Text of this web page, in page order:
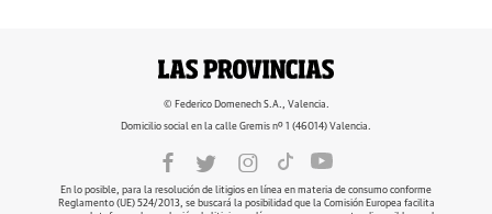
© Federico Domenech S.A., Valencia.
Domicilio social en la calle Gremis nº 1 (46014) Valencia.
En lo posible, para la resolución de litigios en línea en materia de consumo conforme
Reglamento (UE) 524/2013, se buscará la posibilidad que la Comisión Europea facilita